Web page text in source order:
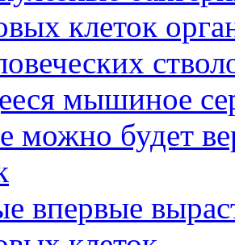
клеток
мышиное
можно будет
впервые